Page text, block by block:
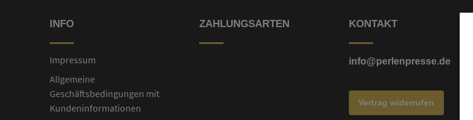
INFO
Impressum
Allgemeine
Geschäftsbedingungen mit
Kundeninformationen
ZAHLUNGSARTEN KONTAKT
info@perlenpresse.de
Vertrag widerrufen